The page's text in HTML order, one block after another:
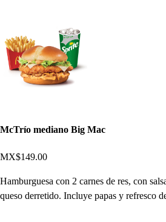
McTrío mediano Big Mac
MX$149.00
Hamburguesa con 2 carnes de res, con
queso derretido. Incluye papas y refresco